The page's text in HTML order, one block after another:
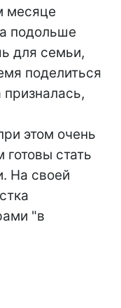
месяце
подольше
для семьи,
поделиться
этом очень
стать
На своей
"в